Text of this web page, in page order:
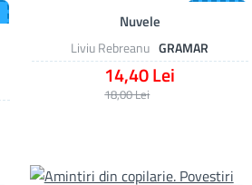
Liviu Rebreanu GRAMAR
Nuvele
14,40 Lei
18,00 Lei